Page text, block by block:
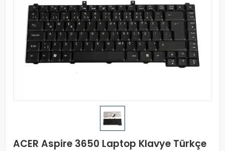
ACER Aspire 3650 Laptop Klavye Türkçe